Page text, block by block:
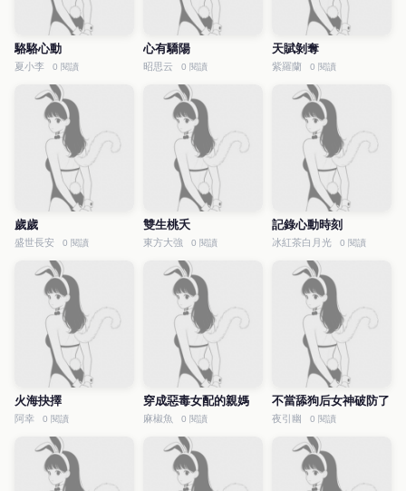
駱駱心動
夏小李 0 閱讀
心有驕陽
昭思云 0 閱讀
天賦剝奪
紫羅蘭 0 閱讀
歲歲
盛世長安 0 閱讀
雙生桃夭
東方大強 0 閱讀
記錄心動時刻
冰紅茶白月光 0 閱讀
火海抉擇
阿幸 0 閱讀
穿成惡毒女配的親媽
麻椒魚 0 閱讀
不當舔狗后女神破防了
夜引幽 0 閱讀